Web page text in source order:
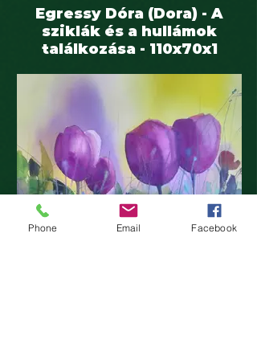
Egressy Dóra (Dora) - A
sziklák és a hullámok
találkozása - 110x70x1
Phone Email Facebook